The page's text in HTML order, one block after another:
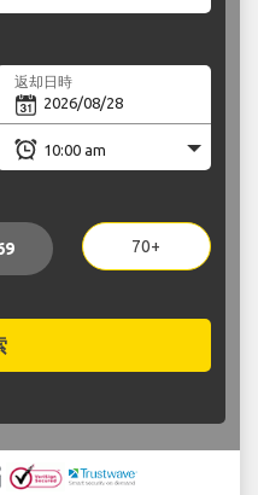
返却日時
70+